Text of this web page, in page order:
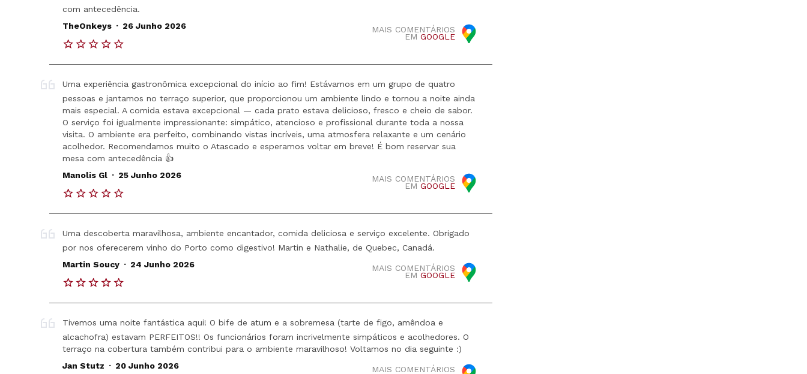
com antecedência.
MAIS COMENTÁRIOS
EMGOOGLE
TheOnkeys . 26 Junho 2026
Uma experiência gastronômica excepcional do início ao fim! Estávamos em um grupo de quatro
pessoas e jantamos no terraço superior, que proporcionou um ambiente lindo e tornou a noite ainda
mais especial. A comida estava excepcional — cada prato estava delicioso, fresco e cheio de sabor.
O serviço foi igualmente impressionante: simpático, atencioso e profissional durante toda a nossa
visita. O ambiente era perfeito, combinando vistas incríveis, uma atmosfera relaxante e um cenário
acolhedor. Recomendamos muito o Atascado e esperamos voltar em breve! É bom reservar sua
mesa com antecedência 👍
MAIS COMENTÁRIOS
EMGOOGLE
Manolis Gl . 25 Junho 2026
Uma descoberta maravilhosa, ambiente encantador, comida deliciosa e serviço excelente. Obrigado
por nos oferecerem vinho do Porto como digestivo! Martin e Nathalie, de Quebec, Canadá.
MAIS COMENTÁRIOS
EMGOOGLE
Martin Soucy . 24 Junho 2026
Tivemos uma noite fantástica aqui! O bife de atum e a sobremesa (tarte de figo, amêndoa e
alcachofra) estavam PERFEITOS!! Os funcionários foram incrivelmente simpáticos e acolhedores. O
terraço na cobertura também contribui para o ambiente maravilhoso! Voltamos no dia seguinte :)
MAIS COMENTÁRIOS
Jan Stutz . 20 Junho 2026